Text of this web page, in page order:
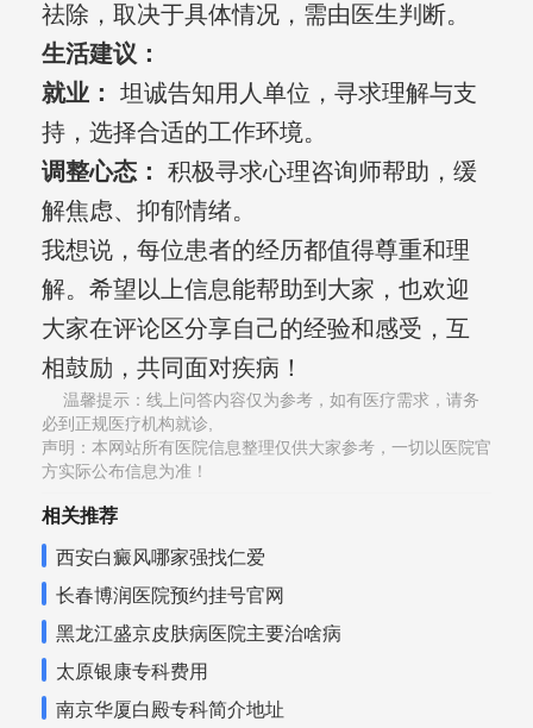
祛除，取决于具体情况，需由医生判断。
生活建议：
就业：
坦诚告知用人单位，寻求理解与支
持，选择合适的工作环境。
调整心态：
积极寻求心理咨询师帮助，缓
解焦虑、抑郁情绪。
我想说，每位患者的经历都值得尊重和理
解。希望以上信息能帮助到大家，也欢迎
大家在评论区分享自己的经验和感受，互
相鼓励，共同面对疾病！
温馨提示：线上问答内容仅为参考，如有医疗需求，请务
必到正规医疗机构就诊,
声明：本网站所有医院信息整理仅供大家参考，一切以医院官
方实际公布信息为准！
相关推荐
西安白癜风哪家强找仁爱
长春博润医院预约挂号官网
黑龙江盛京皮肤病医院主要治啥病
太原银康专科费用
南京华厦白殿专科简介地址